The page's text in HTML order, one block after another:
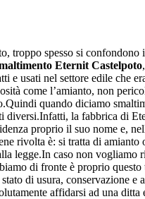
troppo spesso si
Eternit Castelpoto
e usati nel settore edile che
come l’amianto, non
quando diciamo
diversi.Infatti, la fabbrica di
proprio il suo nome e,
rivolta è: si tratta di
legge.In caso non vogliamo
di fronte è proprio
di usura, conservazione
affidarsi ad una ditta